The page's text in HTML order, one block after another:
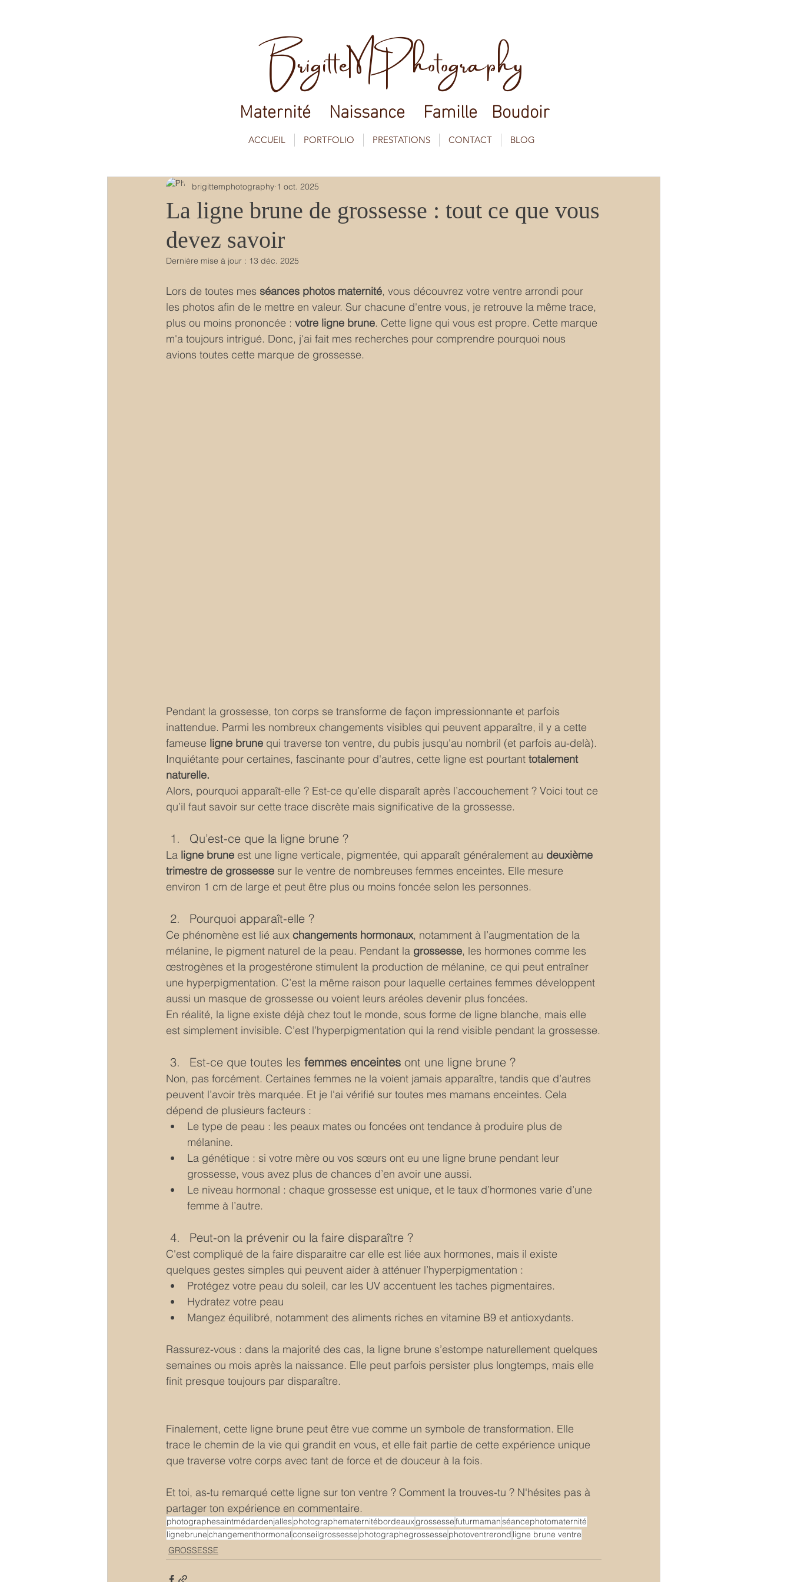
BrigitteMPhotography
Maternité Naissance Famille Boudoir
ACCUEIL PORTFOLIO PRESTATIONS CONTACT BLOG
La ligne brune de grossesse : tout ce que vous
devez savoir
brigittemphotography 1 oct. 2025
Dernière mise à jour : 13 déc. 2025
Lors de toutes mes séances photos maternité, vous découvrez votre ventre arrondi pour
les photos afin de le mettre en valeur. Sur chacune d'entre vous, je retrouve la même trace,
plus ou moins prononcée : votre ligne brune. Cette ligne qui vous est propre. Cette marque
m'a toujours intrigué. Donc, j'ai fait mes recherches pour comprendre pourquoi nous
avions toutes cette marque de grossesse.
Pendant la grossesse, ton corps se transforme de façon impressionnante et parfois
inattendue. Parmi les nombreux changements visibles qui peuvent apparaître, il y a cette
fameuse ligne brune qui traverse ton ventre, du pubis jusqu'au nombril (et parfois au-delà).
Inquiétante pour certaines, fascinante pour d'autres, cette ligne est pourtant totalement
naturelle.
Alors, pourquoi apparaît-elle ? Est-ce qu’elle disparaît après l’accouchement ? Voici tout ce
qu’il faut savoir sur cette trace discrète mais significative de la grossesse.
Qu’est-ce que la ligne brune ?
La ligne brune est une ligne verticale, pigmentée, qui apparaît généralement au deuxième
trimestre de grossesse sur le ventre de nombreuses femmes enceintes. Elle mesure
environ 1 cm de large et peut être plus ou moins foncée selon les personnes.
Pourquoi apparaît-elle ?
Ce phénomène est lié aux changements hormonaux, notamment à l’augmentation de la
mélanine, le pigment naturel de la peau. Pendant la grossesse, les hormones comme les
œstrogènes et la progestérone stimulent la production de mélanine, ce qui peut entraîner
une hyperpigmentation. C’est la même raison pour laquelle certaines femmes développent
aussi un masque de grossesse ou voient leurs aréoles devenir plus foncées.
En réalité, la ligne existe déjà chez tout le monde, sous forme de ligne blanche, mais elle
est simplement invisible. C’est l’hyperpigmentation qui la rend visible pendant la grossesse.
Est-ce que toutes les femmes enceintes ont une ligne brune ?
Non, pas forcément. Certaines femmes ne la voient jamais apparaître, tandis que d’autres
peuvent l’avoir très marquée. Et je l'ai vérifié sur toutes mes mamans enceintes. Cela
dépend de plusieurs facteurs :
Le type de peau : les peaux mates ou foncées ont tendance à produire plus de
mélanine.
La génétique : si votre mère ou vos sœurs ont eu une ligne brune pendant leur
grossesse, vous avez plus de chances d’en avoir une aussi.
Le niveau hormonal : chaque grossesse est unique, et le taux d’hormones varie d’une
femme à l’autre.
Peut-on la prévenir ou la faire disparaître ?
C'est compliqué de la faire disparaitre car elle est liée aux hormones, mais il existe
quelques gestes simples qui peuvent aider à atténuer l’hyperpigmentation :
Protégez votre peau du soleil, car les UV accentuent les taches pigmentaires.
Hydratez votre peau
Mangez équilibré, notamment des aliments riches en vitamine B9 et antioxydants.
Rassurez-vous : dans la majorité des cas, la ligne brune s’estompe naturellement quelques
semaines ou mois après la naissance. Elle peut parfois persister plus longtemps, mais elle
finit presque toujours par disparaître.
Finalement, cette ligne brune peut être vue comme un symbole de transformation. Elle
trace le chemin de la vie qui grandit en vous, et elle fait partie de cette expérience unique
que traverse votre corps avec tant de force et de douceur à la fois.
Et toi, as-tu remarqué cette ligne sur ton ventre ? Comment la trouves-tu ? N'hésites pas à
partager ton expérience en commentaire.
photographesaintmédardenjallesphotographematernitébordeauxgrossessefuturmamanséancephotomaternité
lignebrunechangementhormonalconseilgrossesse photographegrossesse photoventrerond ligne brune ventre
GROSSESSE